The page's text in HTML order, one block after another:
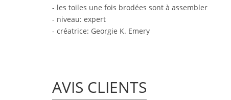
- les toiles une fois brodées sont à assembler
- niveau: expert
- créatrice: Georgie K. Emery
AVIS CLIENTS